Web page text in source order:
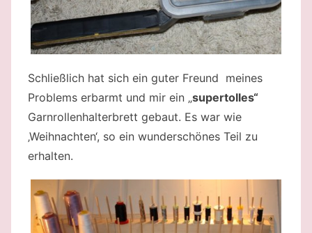
Schließlich hat sich ein guter Freund meines
Problems erbarmt und mir ein „supertolles“
Garnrollenhalterbrett gebaut. Es war wie
‚Weihnachten‘, so ein wunderschönes Teil zu
erhalten.